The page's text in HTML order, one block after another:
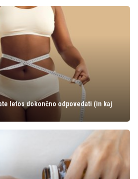
letos dokončno odpovedati (in kaj